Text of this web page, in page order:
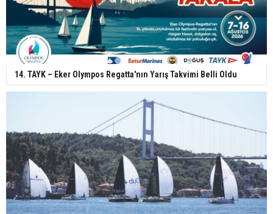
14. TAYK – Eker Olympos Regatta'nın Yarış Takvimi Belli Oldu